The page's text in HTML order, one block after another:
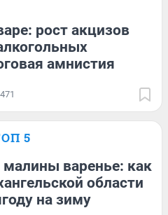
рост акцизов
амнистия
471
5
малины варенье: как
области
на зиму